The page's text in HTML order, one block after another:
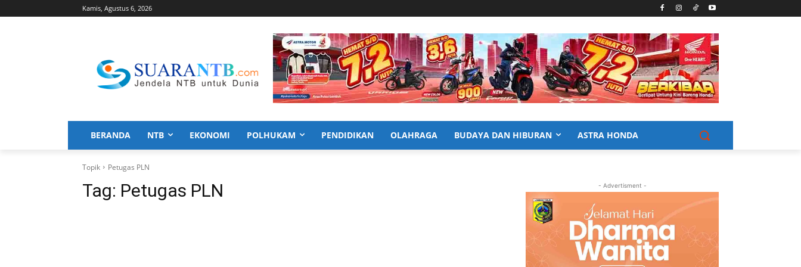
Kamis, Agustus 6, 2026
BERANDA NTB EKONOMI POLHUKAM PENDIDIKAN OLAHRAGA BUDAYA DAN HIBURAN ASTRA HONDA
Topik Petugas PLN
Tag: Petugas PLN - Advertisment -